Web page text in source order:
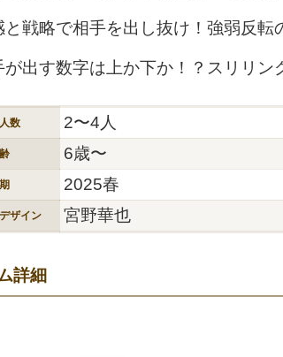
と戦略で相手を出し抜け！強弱反転
が出す数字は上か下か！？スリリン
数 2〜4人
6歳〜
2025春
ザイン 宮野華也
詳細